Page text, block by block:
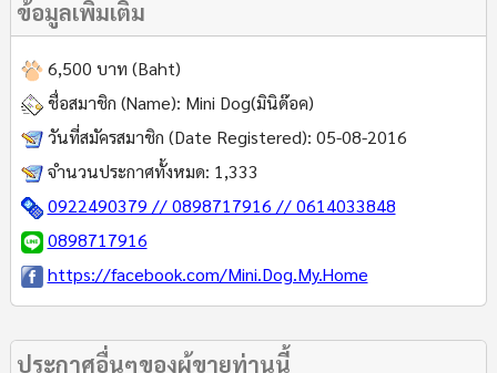
ข้อมูลเพิ่มเติม
6,500 บาท (Baht)
ชื่อสมาชิก (Name): Mini Dog(มินิด๊อค)
วันที่สมัครสมาชิก (Date Registered): 05-08-2016
จำนวนประกาศทั้งหมด: 1,333
0922490379 // 0898717916 // 0614033848
0898717916
https://facebook.com/Mini.Dog.My.Home
ประกาศอื่นๆของผู้ขายท่านนี้